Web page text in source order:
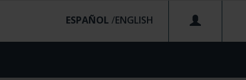
ESPAÑOL /